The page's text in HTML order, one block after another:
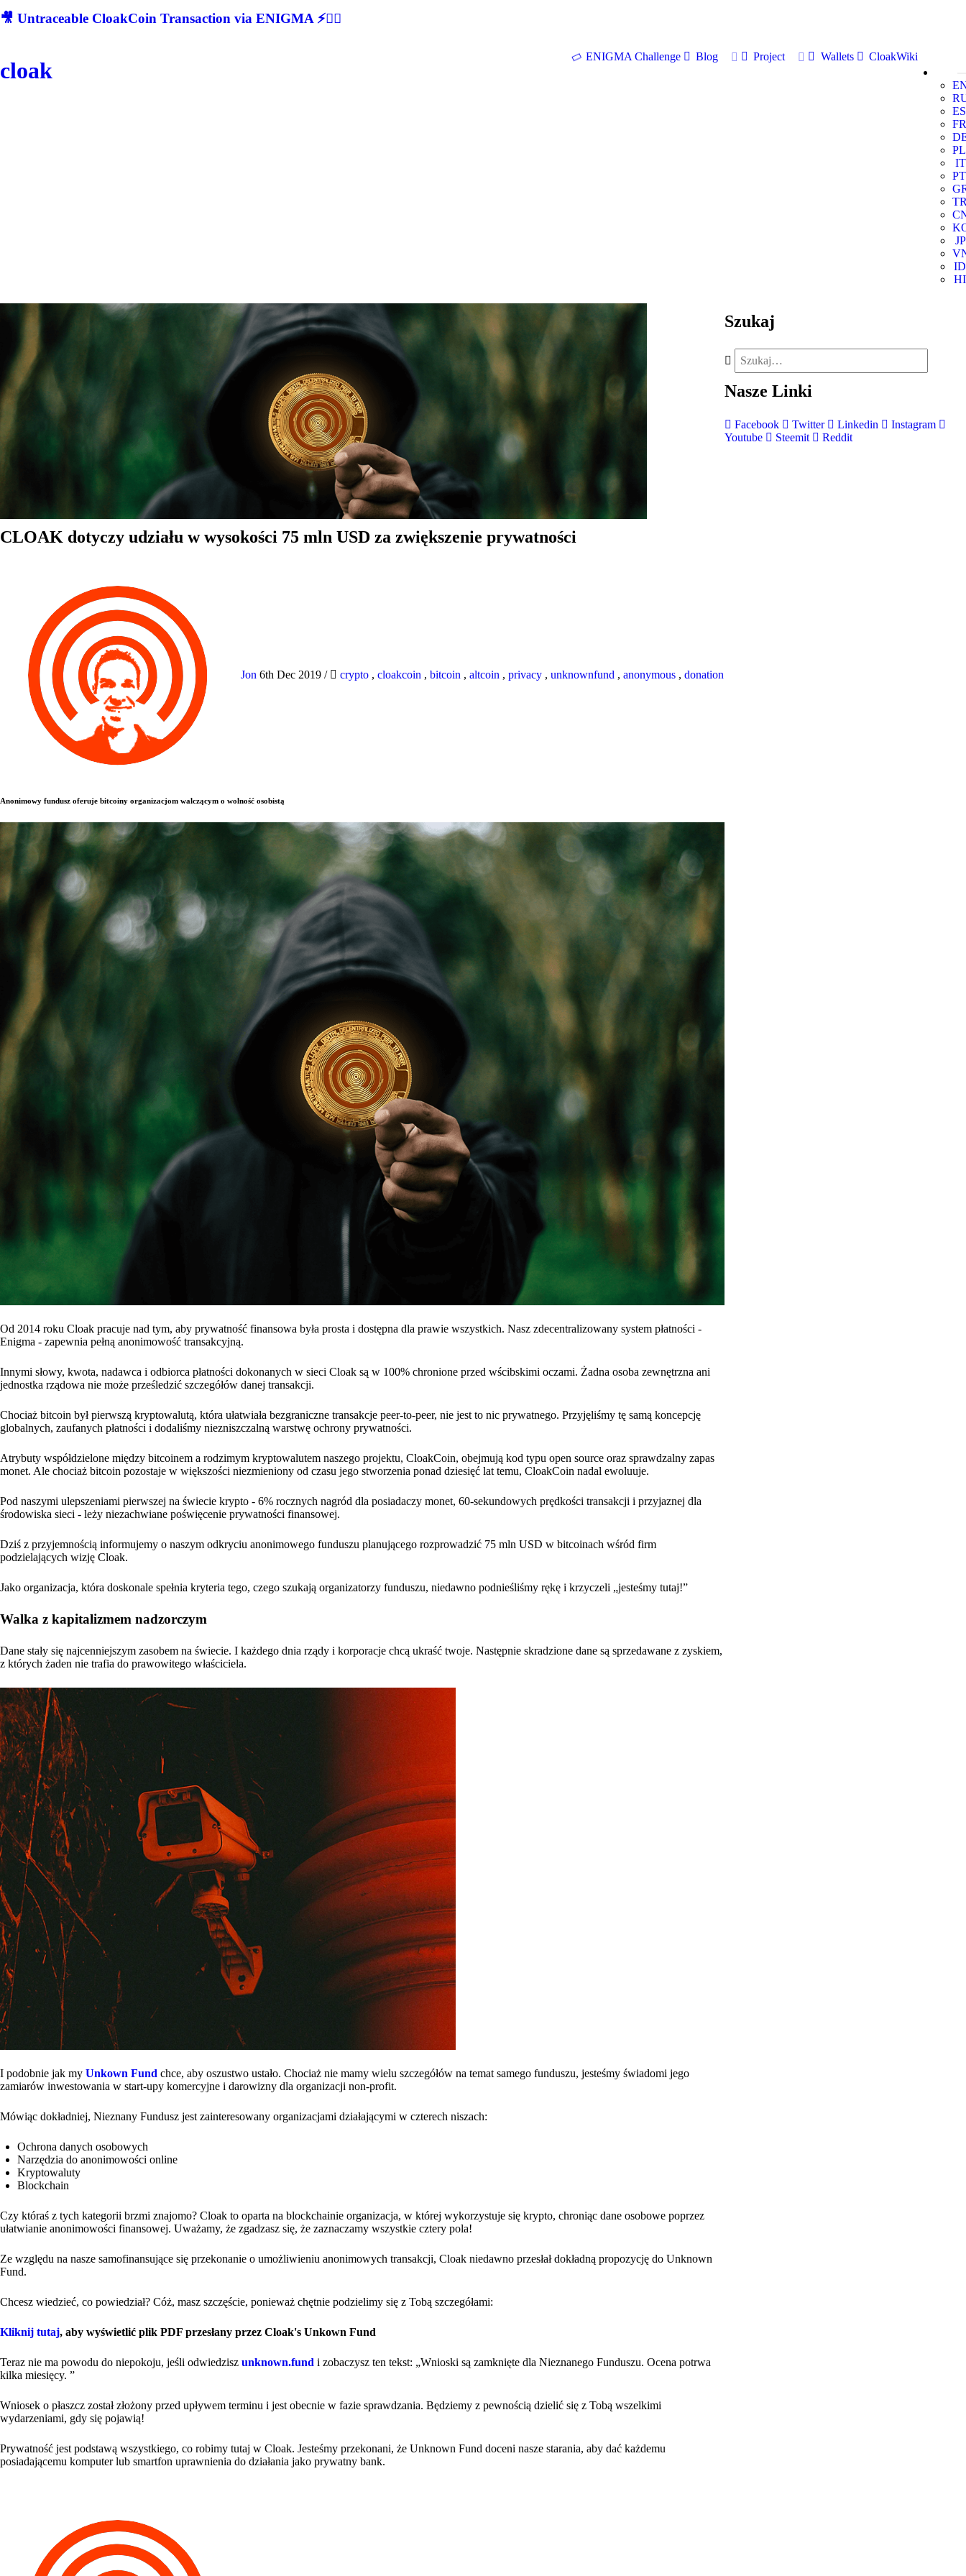
🎥 Untraceable CloakCoin Transaction via ENIGMA ⚡🕵‍♂
cloak
ENIGMA Challenge Blog Project Wallets
CloakWiki
ES
FR
PL
IT
PT
JP
ID
HI
CLOAK dotyczy udziału w wysokości 75 mln USD za zwiększenie prywatności
Jon 6th Dec 2019 / crypto , cloakcoin , bitcoin , altcoin , privacy , unknownfund , anonymous , donation
Anonimowy fundusz oferuje bitcoiny organizacjom walczącym o wolność osobistą
Od 2014 roku Cloak pracuje nad tym, aby prywatność finansowa była prosta i dostępna dla prawie wszystkich. Nasz zdecentralizowany system płatności -
Enigma - zapewnia pełną anonimowość transakcyjną.
Innymi słowy, kwota, nadawca i odbiorca płatności dokonanych w sieci Cloak są w 100% chronione przed wścibskimi oczami. Żadna osoba zewnętrzna ani
jednostka rządowa nie może prześledzić szczegółów danej transakcji.
Chociaż bitcoin był pierwszą kryptowalutą, która ułatwiała bezgraniczne transakcje peer-to-peer, nie jest to nic prywatnego. Przyjęliśmy tę samą koncepcję
globalnych, zaufanych płatności i dodaliśmy niezniszczalną warstwę ochrony prywatności.
Atrybuty współdzielone między bitcoinem a rodzimym kryptowalutem naszego projektu, CloakCoin, obejmują kod typu open source oraz sprawdzalny zapas
monet. Ale chociaż bitcoin pozostaje w większości niezmieniony od czasu jego stworzenia ponad dziesięć lat temu, CloakCoin nadal ewoluuje.
Pod naszymi ulepszeniami pierwszej na świecie krypto - 6% rocznych nagród dla posiadaczy monet, 60-sekundowych prędkości transakcji i przyjaznej dla
środowiska sieci - leży niezachwiane poświęcenie prywatności finansowej.
Dziś z przyjemnością informujemy o naszym odkryciu anonimowego funduszu planującego rozprowadzić 75 mln USD w bitcoinach wśród firm
podzielających wizję Cloak.
Jako organizacja, która doskonale spełnia kryteria tego, czego szukają organizatorzy funduszu, niedawno podnieśliśmy rękę i krzyczeli „jesteśmy tutaj!”
Walka z kapitalizmem nadzorczym
Dane stały się najcenniejszym zasobem na świecie. I każdego dnia rządy i korporacje chcą ukraść twoje. Następnie skradzione dane są sprzedawane z zyskiem,
z których żaden nie trafia do prawowitego właściciela.
I podobnie jak my Unkown Fund chce, aby oszustwo ustało. Chociaż nie mamy wielu szczegółów na temat samego funduszu, jesteśmy świadomi jego
zamiarów inwestowania w start-upy komercyjne i darowizny dla organizacji non-profit.
Mówiąc dokładniej, Nieznany Fundusz jest zainteresowany organizacjami działającymi w czterech niszach:
Ochrona danych osobowych
Narzędzia do anonimowości online
Kryptowaluty
Blockchain
Czy któraś z tych kategorii brzmi znajomo? Cloak to oparta na blockchainie organizacja, w której wykorzystuje się krypto, chroniąc dane osobowe poprzez
ułatwianie anonimowości finansowej. Uważamy, że zgadzasz się, że zaznaczamy wszystkie cztery pola!
Ze względu na nasze samofinansujące się przekonanie o umożliwieniu anonimowych transakcji, Cloak niedawno przesłał dokładną propozycję do Unknown
Fund.
Chcesz wiedzieć, co powiedział? Cóż, masz szczęście, ponieważ chętnie podzielimy się z Tobą szczegółami:
Kliknij tutaj, aby wyświetlić plik PDF przesłany przez Cloak's Unkown Fund
Teraz nie ma powodu do niepokoju, jeśli odwiedzisz unknown.fund i zobaczysz ten tekst: „Wnioski są zamknięte dla Nieznanego Funduszu. Ocena potrwa
kilka miesięcy. ”
Wniosek o płaszcz został złożony przed upływem terminu i jest obecnie w fazie sprawdzania. Będziemy z pewnością dzielić się z Tobą wszelkimi
wydarzeniami, gdy się pojawią!
Prywatność jest podstawą wszystkiego, co robimy tutaj w Cloak. Jesteśmy przekonani, że Unknown Fund doceni nasze starania, aby dać każdemu
posiadającemu komputer lub smartfon uprawnienia do działania jako prywatny bank.
Szukaj
Nasze Linki
Facebook Twitter Linkedin
Instagram
Youtube
Steemit Reddit